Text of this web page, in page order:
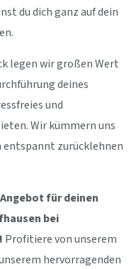
du dich ganz auf dein
legen wir großen Wert
deines
und
Wir kümmern uns
entspannt zurücklehnen
für deinen
bei
Profitiere von unserem
hervorragenden